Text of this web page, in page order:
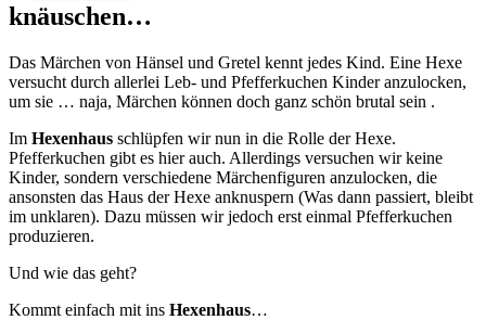
knäuschen…
Das Märchen von Hänsel und Gretel kennt jedes Kind. Eine Hexe
versucht durch allerlei Leb- und Pfefferkuchen Kinder anzulocken,
um sie … naja, Märchen können doch ganz schön brutal sein .
Im Hexenhaus schlüpfen wir nun in die Rolle der Hexe.
Pfefferkuchen gibt es hier auch. Allerdings versuchen wir keine
Kinder, sondern verschiedene Märchenfiguren anzulocken, die
ansonsten das Haus der Hexe anknuspern (Was dann passiert, bleibt
im unklaren). Dazu müssen wir jedoch erst einmal Pfefferkuchen
produzieren.
Und wie das geht?
Kommt einfach mit ins Hexenhaus…